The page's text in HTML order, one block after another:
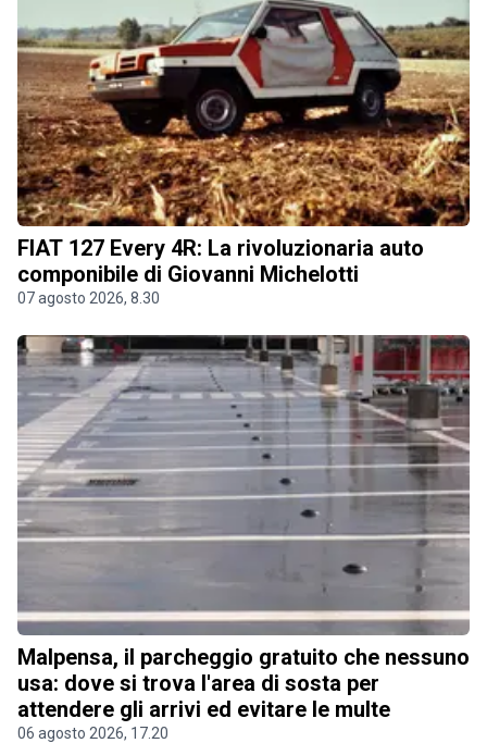
FIAT 127 Every 4R: La rivoluzionaria auto
componibile di Giovanni Michelotti
07 agosto 2026, 8.30
Malpensa, il parcheggio gratuito che nessuno
usa: dove si trova l'area di sosta per
attendere gli arrivi ed evitare le multe
06 agosto 2026, 17.20